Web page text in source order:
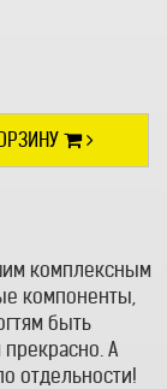
комплексным
компоненты,
быть
прекрасно. А
отдельности!